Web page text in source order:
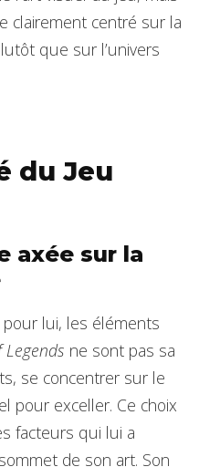
clairement centré sur la
que sur l’univers
du Jeu
axée sur la
lui, les éléments
Legends ne sont pas sa
se concentrer sur le
pour exceller. Ce choix
facteurs qui lui a
de son art. Son